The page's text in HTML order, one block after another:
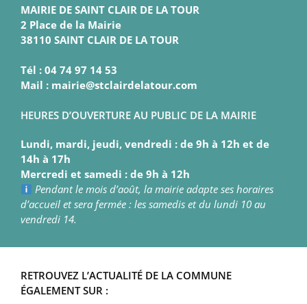
MAIRIE DE SAINT CLAIR DE LA TOUR
2 Place de la Mairie
38110 SAINT CLAIR DE LA TOUR
Tél : 04 74 97 14 53
Mail : mairie@stclairdelatour.com
HEURES D’OUVERTURE AU PUBLIC DE LA MAIRIE
Lundi, mardi, jeudi, vendredi : de 9h à 12h et de
14h à 17h
Mercredi et samedi : de 9h à 12h
Pendant le mois d’août, la mairie adapte ses horaires
d’accueil et sera fermée : les samedis et du lundi 10 au
vendredi 14.
RETROUVEZ L’ACTUALITÉ DE LA COMMUNE
ÉGALEMENT SUR :